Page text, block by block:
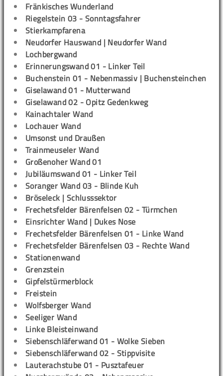
Fränkisches Wunderland
Riegelstein 03 - Sonntagsfahrer
Stierkampfarena
Neudorfer Hauswand | Neudorfer Wand
Lochbergwand
Erinnerungswand 01 - Linker Teil
Buchenstein 01 - Nebenmassiv | Buchensteinchen
Giselawand 01 - Mutterwand
Giselawand 02 - Opitz Gedenkweg
Kainachtaler Wand
Lochauer Wand
Umsonst und Draußen
Trainmeuseler Wand
Großenoher Wand 01
Jubiläumswand 01 - Linker Teil
Soranger Wand 03 - Blinde Kuh
Bröseleck | Schlusssektor
Frechetsfelder Bärenfelsen 02 - Türmchen
Einsrichter Wand | Dukes Nose
Frechetsfelder Bärenfelsen 01 - Linke Wand
Frechetsfelder Bärenfelsen 03 - Rechte Wand
Stationenwand
Grenzstein
Gipfelstürmerblock
Freistein
Wolfsberger Wand
Seeliger Wand
Linke Bleisteinwand
Siebenschläferwand 01 - Wolke Sieben
Siebenschläferwand 02 - Stippvisite
Lauterachstube 01 - Pusztafeuer